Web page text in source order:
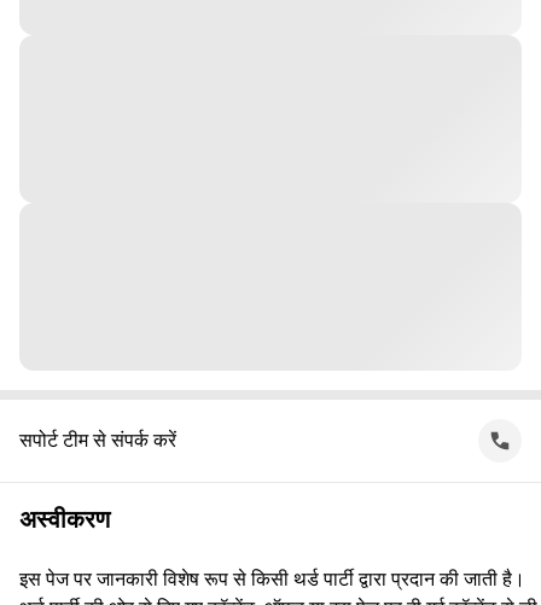
सपोर्ट टीम से संपर्क करें
अस्वीकरण
इस पेज पर जानकारी विशेष रूप से किसी थर्ड पार्टी द्वारा प्रदान की जाती है।